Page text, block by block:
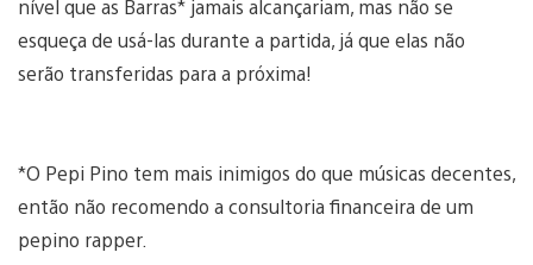
nível que as Barras* jamais alcançariam, mas não se
esqueça de usá-las durante a partida, já que elas não
serão transferidas para a próxima!
*O Pepi Pino tem mais inimigos do que músicas decentes,
então não recomendo a consultoria financeira de um
pepino rapper.